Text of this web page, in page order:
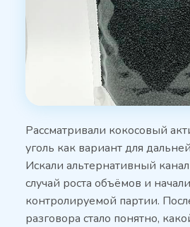
Рассматривали кокосовый
уголь как вариант для
Искали альтернативный
случай роста объёмов и
контролируемой партии.
разговора стало понятно,